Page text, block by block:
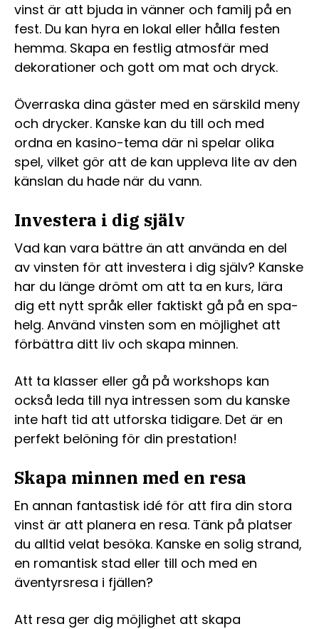
vinst är att bjuda in vänner och familj på en
fest. Du kan hyra en lokal eller hålla festen
hemma. Skapa en festlig atmosfär med
dekorationer och gott om mat och dryck.
Överraska dina gäster med en särskild meny
och drycker. Kanske kan du till och med
ordna en kasino-tema där ni spelar olika
spel, vilket gör att de kan uppleva lite av den
känslan du hade när du vann.
Investera i dig själv
Vad kan vara bättre än att använda en del
av vinsten för att investera i dig själv? Kanske
har du länge drömt om att ta en kurs, lära
dig ett nytt språk eller faktiskt gå på en spa-
helg. Använd vinsten som en möjlighet att
förbättra ditt liv och skapa minnen.
Att ta klasser eller gå på workshops kan
också leda till nya intressen som du kanske
inte haft tid att utforska tidigare. Det är en
perfekt belöning för din prestation!
Skapa minnen med en resa
En annan fantastisk idé för att fira din stora
vinst är att planera en resa. Tänk på platser
du alltid velat besöka. Kanske en solig strand,
en romantisk stad eller till och med en
äventyrsresa i fjällen?
Att resa ger dig möjlighet att skapa